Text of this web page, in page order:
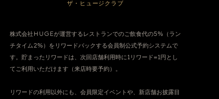
ザ・ヒュージクラブ
株式会社HUGEが運営するレストランでのご飲食代の5%（ラン
チタイム2%）をリワードバックする会員制公式予約システムで
す。貯まったリワードは、次回店舗利用時に1リワード=1円とし
てご利用いただけます（来店時要予約）。
リワードの利用以外にも、会員限定イベントや、新店舗お披露目